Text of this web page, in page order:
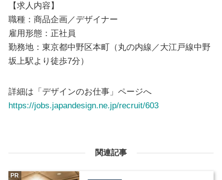
【求人内容】
職種：商品企画／デザイナー
雇用形態：正社員
勤務地：東京都中野区本町（丸の内線／大江戸線中野
坂上駅より徒歩7分）
詳細は「デザインのお仕事」ページへ
https://jobs.japandesign.ne.jp/recruit/603
関連記事
PR